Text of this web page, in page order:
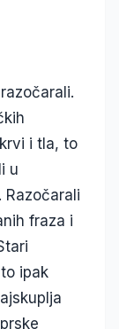
i tla, to
u
Razočarali
fraza i
ipak